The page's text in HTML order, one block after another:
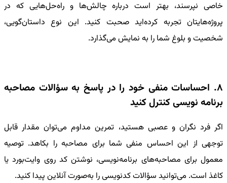
خاصی نپرسند، بهتر است درباره چالش‌ها و راه‌حل‌هایی که در
پروژه‌هایتان تجربه کرده‌اید صحبت کنید. این نوع داستان‌گویی،
شخصیت و بلوغ شما را به نمایش می‌گذارد.
8. احساسات منفی خود را در پاسخ به سؤالات مصاحبه
برنامه نویسی کنترل کنید
اگر فرد نگران و عصبی هستید، تمرین مداوم می‌توان مقدار قابل
توجهی از این احساس منفی شما برای مصاحبه را بکاهد. توصیه
معمول برای مصاحبه‌های برنامه‌نویسی، نوشتن کد روی وایت‌بورد یا
کاغذ است. می‌توانید سؤالات کدنویسی را به‌صورت آنلاین پیدا کنید.